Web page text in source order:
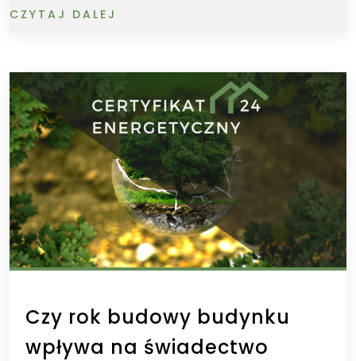
CZYTAJ DALEJ
Czy rok budowy budynku
wpływa na świadectwo